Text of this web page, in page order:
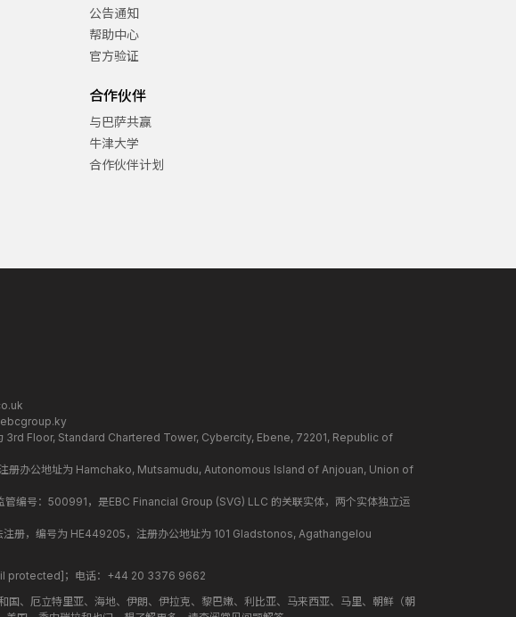
公告通知
帮助中心
官方验证
合作伙伴
与巴萨共赢
牛津大学
合作伙伴计划
3rd Floor, Standard Chartered Tower, Cybercity, Ebene, 72201, Republic of
册办公地址为 Hamchako, Mutsamudu, Autonomous Island of Anjouan, Union of
编号：500991，是EBC Financial Group (SVG) LLC 的关联实体，两个实体独立运
册，编号为 HE449205，注册办公地址为 101 Gladstonos, Agathangelou
protected] ；电话：+44 20 3376 9662
、厄立特里亚、海地、伊朗、伊拉克、黎巴嫩、利比亚、马来西亚、马里、朝鲜（朝